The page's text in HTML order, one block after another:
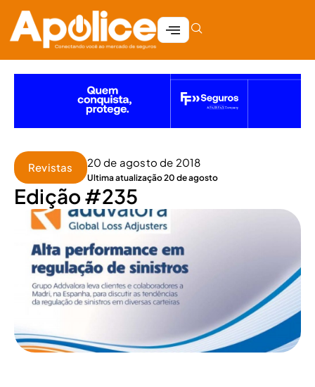
Revistas 20 de agosto de 2018
Ultima atualização 20 de agosto
Edição #235